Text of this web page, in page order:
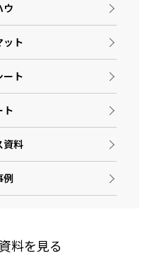
ウ
ット
ート
ト
資料
例
料を見る